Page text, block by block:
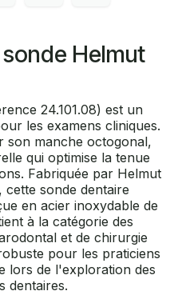
Helmut
24.101.08) est un
les examens cliniques.
son manche octogonal,
qui optimise la tenue
Fabriquée par Helmut
sonde dentaire
en acier inoxydable de
à la catégorie des
et de chirurgie
pour les praticiens
lors de l'exploration des
dentaires.